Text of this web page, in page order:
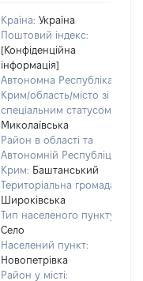
Країна: Україна
Поштовий індекс:
[Конфіденційна
інформація]
Автономна Республіка
Крим/область/місто зі
спеціальним статусом:
Миколаївська
Район в області та
Автономній Республіці
Крим: Баштанський
Територіальна громада:
Широківська
Тип населеного пункту:
Село
Населений пункт:
Новопетрівка
Район у місті: